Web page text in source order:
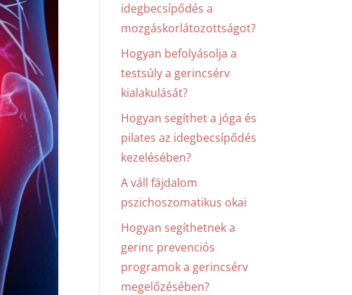
idegbecsípődés a
mozgáskorlátozottságot?
Hogyan befolyásolja a
testsúly a gerincsérv
kialakulását?
Hogyan segíthet a jóga és
pilates az idegbecsípődés
kezelésében?
A váll fájdalom
pszichoszomatikus okai
Hogyan segíthetnek a
gerinc prevenciós
programok a gerincsérv
megelőzésében?